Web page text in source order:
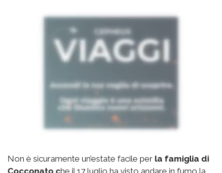
Non è sicuramente un’estate facile per la famiglia di